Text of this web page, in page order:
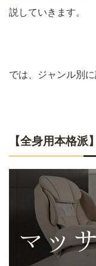
説していきます。
では、ジャンル別
【全身用本格派